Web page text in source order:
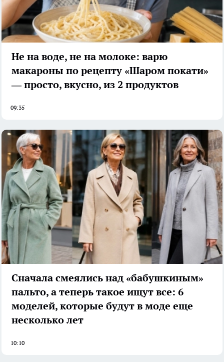
Не на воде, не на молоке: варю
макароны по рецепту «Шаром покати»
— просто, вкусно, из 2 продуктов
09:35
Сначала смеялись над «бабушкиным»
пальто, а теперь такое ищут все: 6
моделей, которые будут в моде еще
несколько лет
10:10